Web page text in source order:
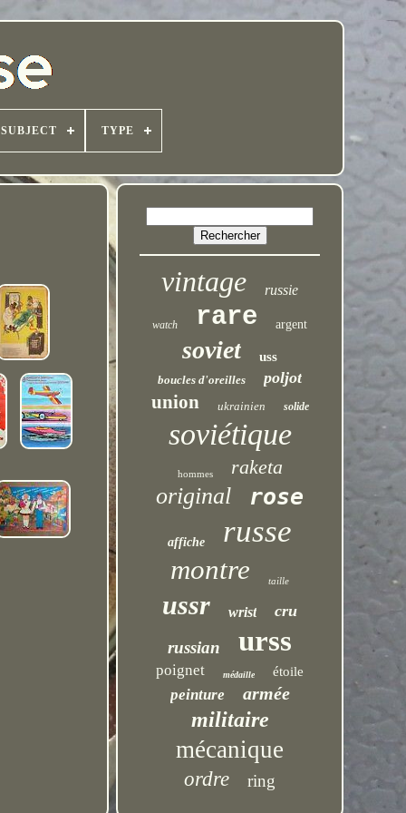
SUBJECT TYPE
vintage
russie
watch rare argent
soviet uss
boucles d'oreilles poljot
union ukrainien solide
soviétique
hommes raketa
original rose
affiche russe
montre taille
ussr wrist cru
russian urss
poignet médaille étoile
peinture armée
militaire
mécanique
ordre ring